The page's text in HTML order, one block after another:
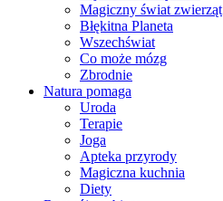
Magiczny świat zwierząt
Błękitna Planeta
Wszechświat
Co może mózg
Zbrodnie
Natura pomaga
Uroda
Terapie
Joga
Apteka przyrody
Magiczna kuchnia
Diety